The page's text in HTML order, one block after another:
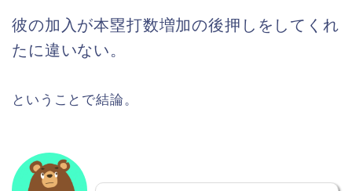
彼の加入が本塁打数増加の後押しをしてくれ
たに違いない。
ということで結論。